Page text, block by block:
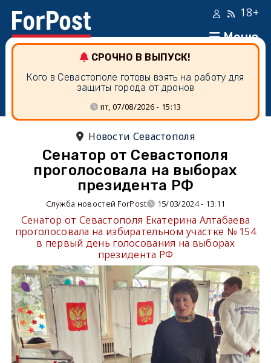
Меню
18+
СРОЧНО В ВЫПУСК!
Кого в Севастополе готовы взять на работу для
защиты города от дронов
пт, 07/08/2026 - 15:13
Новости Севастополя
Сенатор от Севастополя
проголосовала на выборах
президента РФ
Служба новостей ForPost 15/03/2024 - 13:11
Сенатор от Севастополя Екатерина Алтабаева
проголосовала на избирательном участке № 154
в первый день голосования на выборах
президента РФ